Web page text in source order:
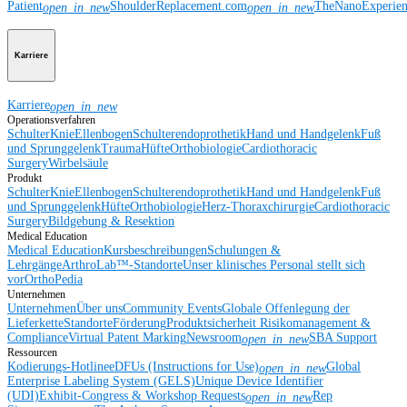
Patientopen_in_newShoulderReplacement.comopen_in_new
Karriere
Karriereopen_in_new
Operationsverfahren
SchulterKnieEllenbogenSchulterendoprothetikHand und HandgelenkFuß
und SprunggelenkTraumaHüfteOrthobiologieCardiothoracic
SurgeryWirbelsäule
Produkt
SchulterKnieEllenbogenSchulterendoprothetikHand und HandgelenkFuß
und SprunggelenkHüfteOrthobiologieHerz-ThoraxchirurgieCardiothoracic
SurgeryBildgebung & Resektion
Medical Education
Medical EducationKursbeschreibungenSchulungen &
LehrgängeArthroLab™-StandorteUnser klinisches Personal stellt sich
vorOrthoPedia
Unternehmen
UnternehmenÜber unsCommunity EventsGlobale Offenlegung der
LieferketteStandorteFörderungProduktsicherheit Risikomanagement &
ComplianceVirtual Patent MarkingNewsroomopen_in_newSBA Support
Ressourcen
Kodierungs-HotlineeDFUs (Instructions for Use)open_in_newGlobal
Enterprise Labeling System (GELS)Unique Device Identifier
(UDI)Exhibit-Congress & Workshop Requestsopen_in_newRep